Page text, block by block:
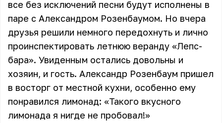
все без исключений песни будут исполнены в
паре с Александром Розенбаумом. Но вчера
друзья решили немного передохнуть и лично
проинспектировать летнюю веранду «Лепс-
бара». Увиденным остались довольны и
хозяин, и гость. Александр Розенбаум пришел
в восторг от местной кухни, особенно ему
понравился лимонад: «Такого вкусного
лимонада я нигде не пробовал!»